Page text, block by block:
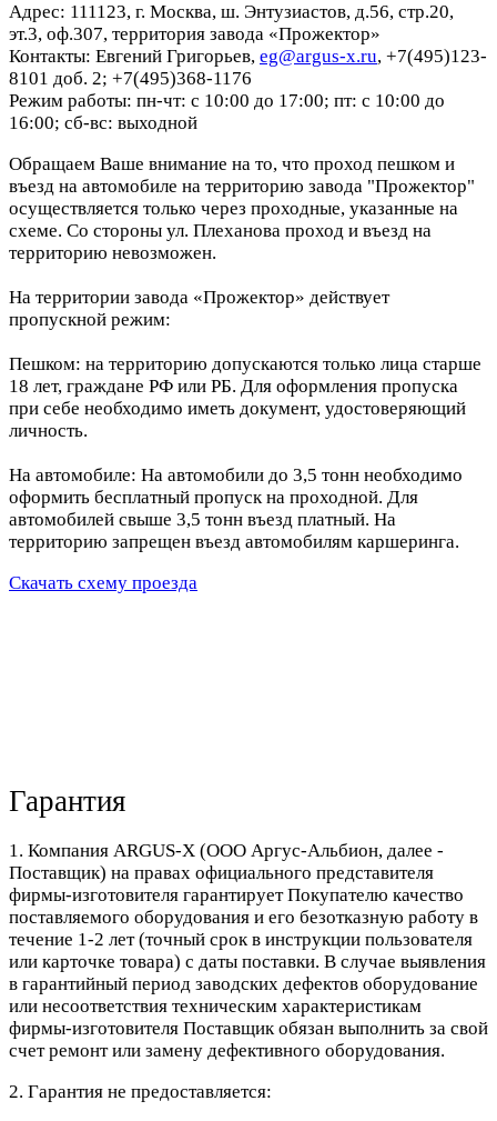
Адрес: 111123, г. Москва, ш. Энтузиастов, д.56, стр.20,
эт.3, оф.307, территория завода «Прожектор»
Контакты: Евгений Григорьев, eg@argus-x.ru, +7(495)123-
8101 доб. 2; +7(495)368-1176
Режим работы: пн-чт: с 10:00 до 17:00; пт: с 10:00 до
16:00; сб-вс: выходной
Обращаем Ваше внимание на то, что проход пешком и
въезд на автомобиле на территорию завода "Прожектор"
осуществляется только через проходные, указанные на
схеме. Со стороны ул. Плеханова проход и въезд на
территорию невозможен.
На территории завода «Прожектор» действует
пропускной режим:
Пешком: на территорию допускаются только лица старше
18 лет, граждане РФ или РБ. Для оформления пропуска
при себе необходимо иметь документ, удостоверяющий
личность.
На автомобиле: На автомобили до 3,5 тонн необходимо
оформить бесплатный пропуск на проходной. Для
автомобилей свыше 3,5 тонн въезд платный. На
территорию запрещен въезд автомобилям каршеринга.
Скачать схему проезда
Гарантия
1. Компания ARGUS-X (ООО Аргус-Альбион, далее -
Поставщик) на правах официального представителя
фирмы-изготовителя гарантирует Покупателю качество
поставляемого оборудования и его безотказную работу в
течение 1-2 лет (точный срок в инструкции пользователя
или карточке товара) с даты поставки. В случае выявления
в гарантийный период заводских дефектов оборудование
или несоответствия техническим характеристикам
фирмы-изготовителя Поставщик обязан выполнить за свой
счет ремонт или замену дефективного оборудования.
2. Гарантия не предоставляется: